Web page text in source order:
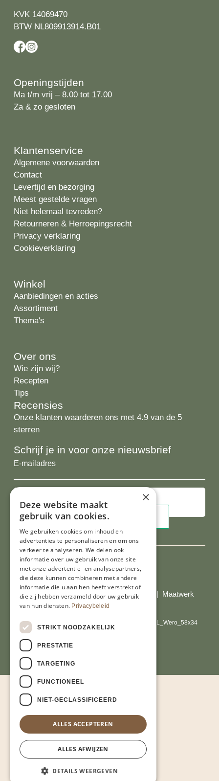
KVK 14069470
BTW NL809913914.B01
Openingstijden
Ma t/m vrij – 8.00 tot 17.00
Za & zo gesloten
Klantenservice
Algemene voorwaarden
Contact
Levertijd en bezorging
Meest gestelde vragen
Niet helemaal tevreden?
Retourneren & Herroepingsrecht
Privacy verklaring
Cookieverklaring
Winkel
Aanbiedingen en acties
Assortiment
Thema's
Over ons
Wie zijn wij?
Recepten
Tips
Recensies
Onze klanten waarderen ons met 4.9 van de 5
sterren
Schrijf je in voor onze nieuwsbrief
E-
Al onze prijzen zijn incl. BTW
© Copyright 2026 Limburgs Bakwinkeltje | Maatwerk
website webmix
×
Deze website maakt
gebruik van cookies.
We gebruiken cookies om inhoud en
advertenties te personaliseren en om ons
verkeer te analyseren. We delen ook
informatie over uw gebruik van onze site
met onze advertentie- en analysepartners,
die deze kunnen combineren met andere
informatie die u aan hen heeft verstrekt of
die zij hebben verzameld door uw gebruik
van hun diensten. Privacybeleid
STRIKT NOODZAKELIJK
PRESTATIE
TARGETING
FUNCTIONEEL
NIET-GECLASSIFICEERD
ALLES ACCEPTEREN
ALLES AFWIJZEN
DETAILS WEERGEVEN